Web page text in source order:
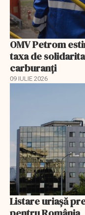
OMV Petrom
taxa de
carburanți
09 IULIE 2026
Listare uriașă